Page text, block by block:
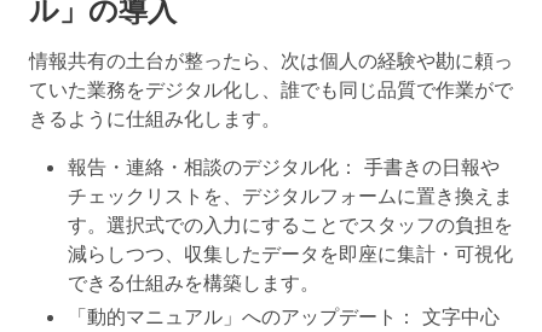
ル」の導入
情報共有の土台が整ったら、次は個人の経験や勘に頼っ
ていた業務をデジタル化し、誰でも同じ品質で作業がで
きるように仕組み化します。
報告・連絡・相談のデジタル化 ： 手書きの日報や
チェックリストを、デジタルフォームに置き換えま
す。選択式での入力にすることでスタッフの負担を
減らしつつ、収集したデータを即座に集計・可視化
できる仕組みを構築します。
「動的マニュアル」へのアップデート ： 文字中心